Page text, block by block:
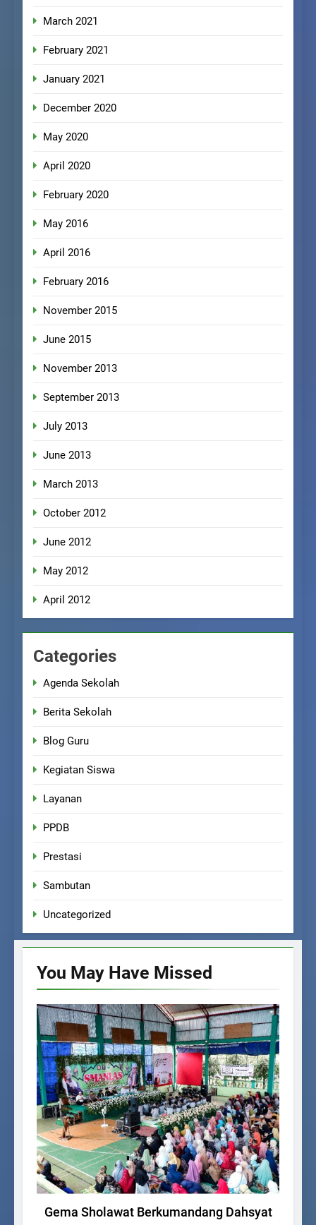
March 2021
February 2021
January 2021
December 2020
May 2020
April 2020
February 2020
May 2016
April 2016
February 2016
November 2015
June 2015
November 2013
September 2013
July 2013
June 2013
March 2013
October 2012
June 2012
May 2012
April 2012
Categories
Agenda Sekolah
Berita Sekolah
Blog Guru
Kegiatan Siswa
Layanan
PPDB
Prestasi
Sambutan
Uncategorized
You May Have Missed
AGENDA SEKOLAH
Gema Sholawat Berkumandang Dahsyat